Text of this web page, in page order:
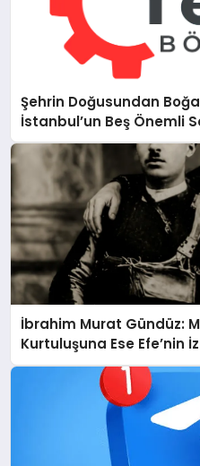
Şehrin Doğusundan
İstanbul’un Beş Önemli
Deneyimi
İbrahim Murat Gündüz:
Kurtuluşuna Ese Efe’nin